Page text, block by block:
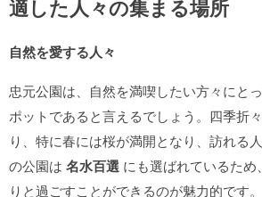
適した人々の集まる場所
自然を愛する人々
忠元公園は、自然を満喫したい方々にと
ポットであると言えるでしょう。四季折
り、特に春には桜が満開となり、訪れる
の公園は 名水百選 にも選ばれているた
りと過ごすことができるのが魅力的です